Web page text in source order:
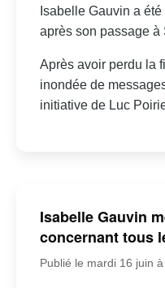
Isabelle Gauvin a
après son passage à
Après avoir perdu la
inondée de
initiative de Luc
Isabelle Gauvin
concernant tous
Publié le mardi 16 juin